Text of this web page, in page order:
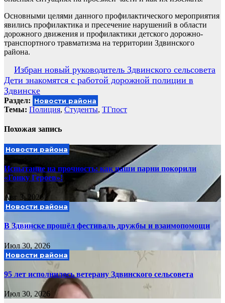
Основными целями данного профилактического мероприятия
явились профилактика и пресечение нарушений в области
дорожного движения и профилактики детского дорожно-
транспортного травматизма на территории Здвинского
района.
Навигация
по
записям
Избран новый руководитель Здвинского сельсовета
Дети знакомятся с работой дорожной полиции в
Здвинске
Раздел: Новости района
Темы: Полиция, Студенты, ТГпост
Похожая запись
Новости района
Испытание на прочность: как наши парни покорили
«Гонку Героев»!
Авг 3, 2026
Новости района
В Здвинске прошёл фестиваль дружбы и взаимопомощи
Июл 30, 2026
Новости района
95 лет исполнилось ветерану Здвинского сельсовета
Июл 30, 2026